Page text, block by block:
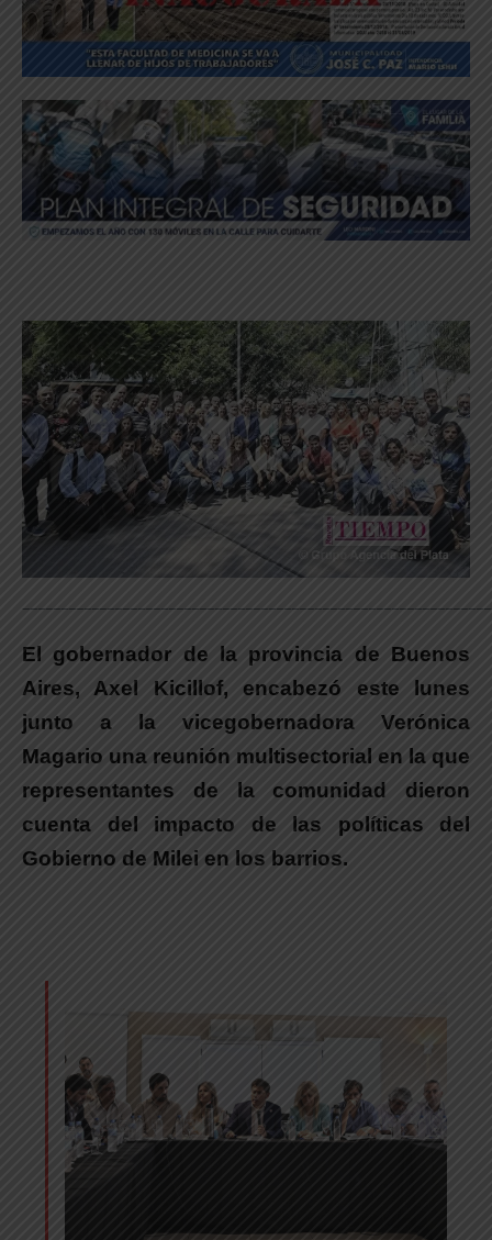
El gobernador de la provincia de Buenos
Aires, Axel Kicillof, encabezó este lunes
junto a la vicegobernadora Verónica
Magario una reunión multisectorial en la que
representantes de la comunidad dieron
cuenta del impacto de las políticas del
Gobierno de Milei en los barrios.